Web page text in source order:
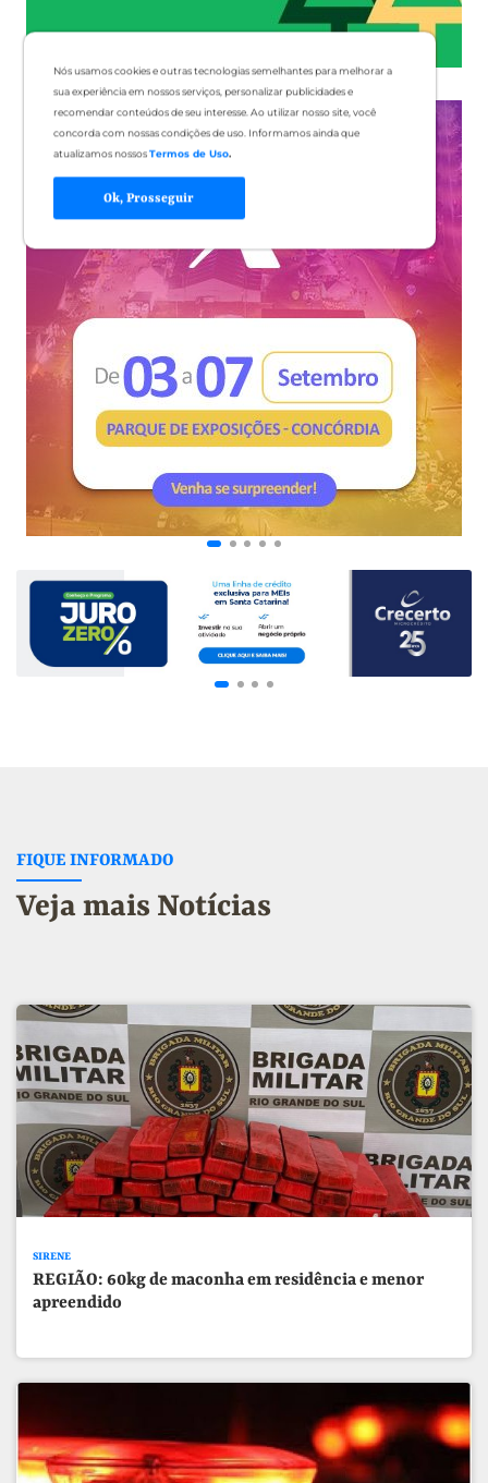
Nós usamos cookies e outras tecnologias semelhantes para melhorar a
sua experiência em nossos serviços, personalizar publicidades e
recomendar conteúdos de seu interesse. Ao utilizar nosso site, você
concorda com nossas condições de uso. Informamos ainda que
atualizamos nossosTermos de Uso.
Ok, Prosseguir
FIQUE INFORMADO
Veja mais Notícias
SIRENE
REGIÃO: 60kg de maconha em residência e menor
apreendido